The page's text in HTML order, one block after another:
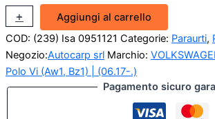
-
Paraurti
posteriore
Volkswagen
Polo
VI
quantità
+
Aggiungi al carrello
COD: (239) Isa 0951121 Categorie: Paraurti,
Negozio:Autocarp srl Marchio:
Polo Vi (Aw1, Bz1) | (06.17-.)
Pagamento sicuro